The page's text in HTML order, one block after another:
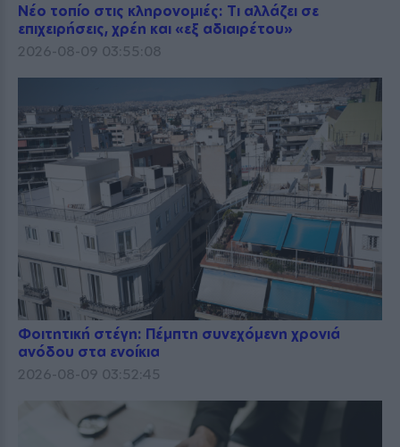
Νέο τοπίο στις κληρονομιές: Τι αλλάζει σε
επιχειρήσεις, χρέη και «εξ αδιαιρέτου»
2026-08-09 03:55:08
Φοιτητική στέγη: Πέμπτη συνεχόμενη χρονιά
ανόδου στα ενοίκια
2026-08-09 03:52:45